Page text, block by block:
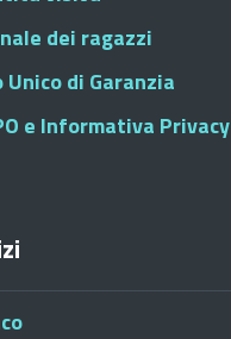
dei ragazzi
Unico di Garanzia
e Informativa Privacy